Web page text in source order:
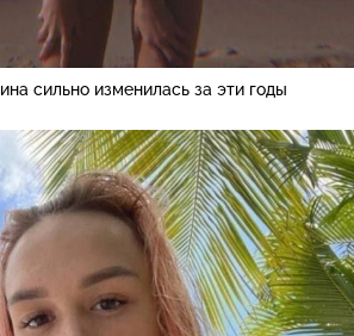
сильно изменилась за эти годы